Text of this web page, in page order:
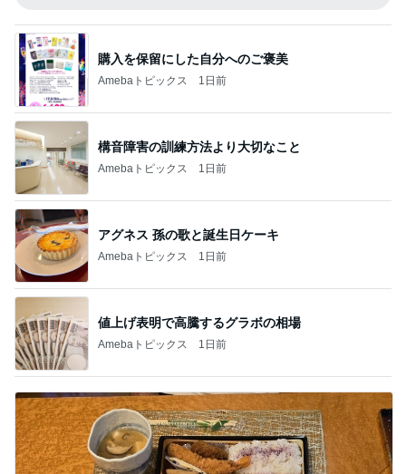
購入を保留にした自分へのご褒美
Amebaトピックス 1日前
構音障害の訓練方法より大切なこと
Amebaトピックス 1日前
アグネス 孫の歌と誕生日ケーキ
Amebaトピックス 1日前
値上げ表明で高騰するグラボの相場
Amebaトピックス 1日前